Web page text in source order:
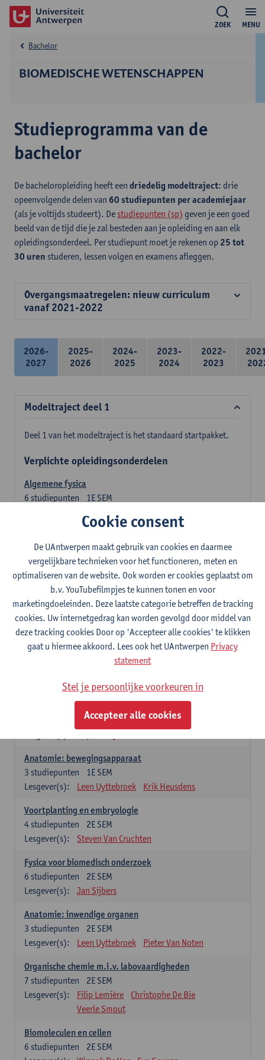
MENU
ZOEK
BIOMEDISCHE WETENSCHAPPEN
Bachelor
Studieprogramma van de
bachelor
De bacheloropleiding heeft een driedelig modeltraject: drie
opeenvolgende delen van 60 studiepunten per academiejaar
(als je voltijds studeert). De studiepunten (sp) geven je een goed
beeld van de tijd die je zal besteden aan je opleiding en aan elk
opleidingsonderdeel. Per studiepunt moet je rekenen op 25 tot
30 uren studeren, lessen volgen en examens afleggen.
Overgangsmaatregelen: nieuw curriculum
vanaf 2021-2022
2026-
2027
2025-
2026
2024-
2025
2023-
2024
2022-
2023
Modeltraject deel 1
Deel 1 van het modeltraject is het standaard startpakket.
Verplichte opleidingsonderdelen
Algemene fysica
1E SEM
6 studiepunten
1E SEM
studiepunten
Lesgever(s):
Jan Sijbers
Algemene chemie m.i.v. labovaardigheden
1E SEM
7studiepunten
Lesgever(s):
Frank Blockhuys Christophe De Bie
Studium generale in de biomedische wetenschappen deel
1: onderzoek in de levenswetenschappen
Lesgever(s):
Anja Verhulst Sebastiaan De Schepper
1E SEM
Anatomie: bewegingsapparaat
1E SEM
3 studiepunten
Lesgever(s):
Leen Uyttebroek Krik Heusdens
Voortplanting en embryologie
2E SEM
4studiepunten
Lesgever(s):
Steven Van Cruchten
Fysica voor biomedisch onderzoek
2E SEM
6 studiepunten
Lesgever(s):
Jan Sijbers
Anatomie: inwendige organen
2E SEM
3 studiepunten
Lesgever(s):
Leen Uyttebroek Pieter Van Noten
Organische chemie m.i.v. labovaardigheden
2E SEM
7 studiepunten
Lesgever(s):
Filip Lemière
Christophe De Bie
Veerle Smout
Biomoleculen en cellen
2E SEM
6 studiepunten
Cookie consent
De UAntwerpen maakt gebruik van cookies en daarmee
vergelijkbare technieken voor het functioneren, meten en
optimaliseren van de website. Ook worden er cookies geplaatst om
b.v. YouTubefilmpjes te kunnen tonen en voor
marketingdoeleinden. Deze laatste categorie betreffen de tracking
cookies. Uw internetgedrag kan worden gevolgd door middel van
deze tracking cookies Door op 'Accepteer alle cookies' te klikken
gaat u hiermee akkoord. Lees ook het UAntwerpen Privacy
statement
Stel je persoonlijke voorkeuren in
Accepteer alle cookies